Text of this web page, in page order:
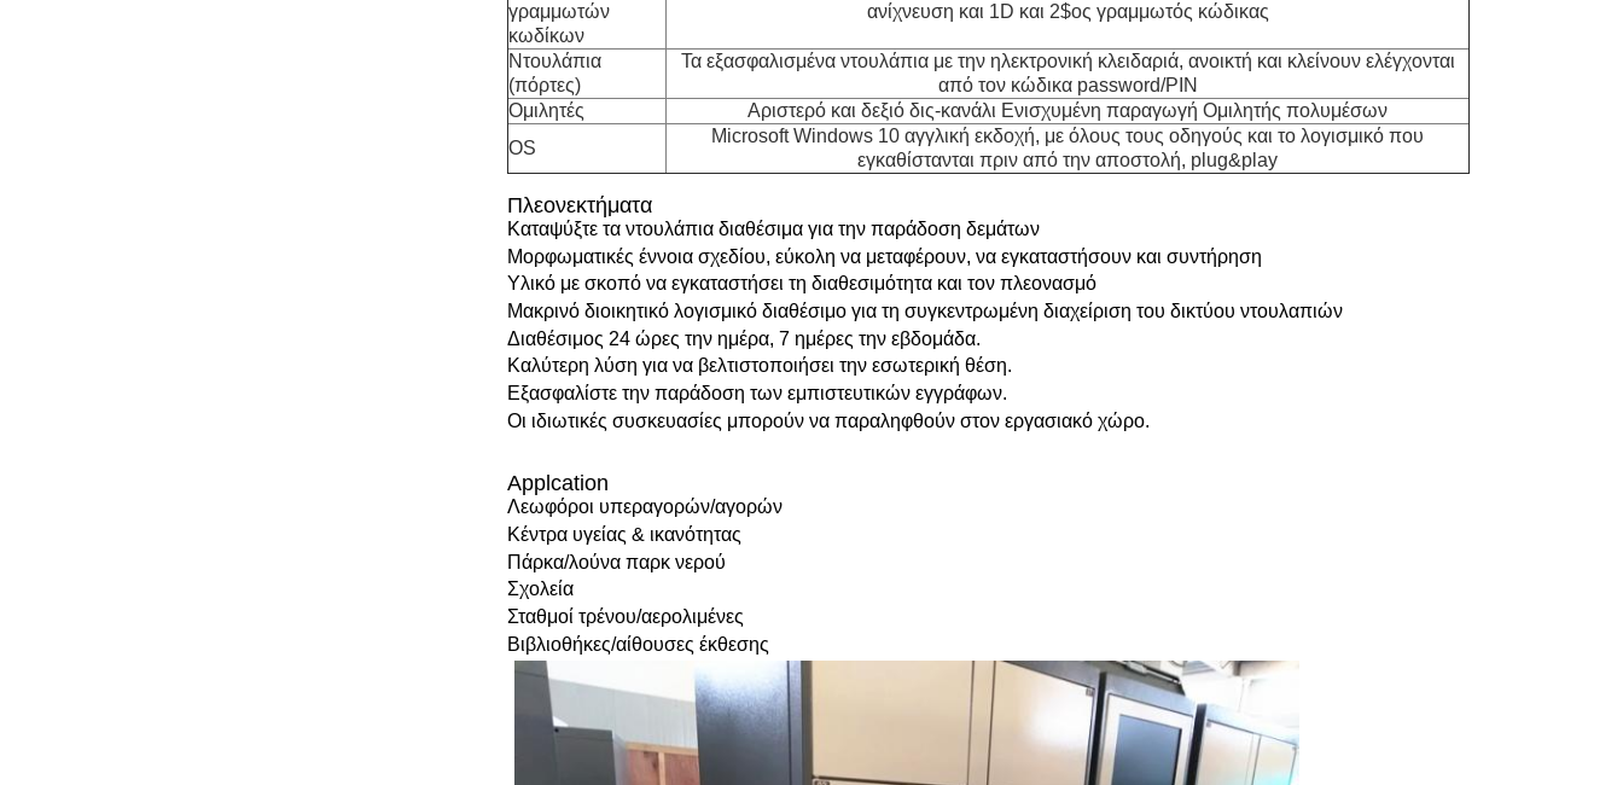
γραμμωτών
κωδίκων
ανίχνευση και 1D και 2$ος γραμμωτός κώδικας
Ντουλάπια
(πόρτες)
Τα εξασφαλισμένα ντουλάπια με την ηλεκτρονική κλειδαριά, ανοικτή και κλείνουν ελέγχονται
από τον κώδικα password/PIN
Ομιλητές
Αριστερό και δεξιό δις-κανάλι Ενισχυμένη παραγωγή Ομιλητής πολυμέσων
OS
Microsoft Windows 10 αγγλική εκδοχή, με όλους τους οδηγούς και το λογισμικό που
εγκαθίστανται πριν από την αποστολή, plug&play
Πλεονεκτήματα
Καταψύξτε τα ντουλάπια διαθέσιμα για την παράδοση δεμάτων
Μορφωματικές έννοια σχεδίου, εύκολη να μεταφέρουν, να εγκαταστήσουν και συντήρηση
Υλικό με σκοπό να εγκαταστήσει τη διαθεσιμότητα και τον πλεονασμό
Μακρινό διοικητικό λογισμικό διαθέσιμο για τη συγκεντρωμένη διαχείριση του δικτύου ντουλαπιών
Διαθέσιμος 24 ώρες την ημέρα, 7 ημέρες την εβδομάδα.
Καλύτερη λύση για να βελτιστοποιήσει την εσωτερική θέση.
Εξασφαλίστε την παράδοση των εμπιστευτικών εγγράφων.
Οι ιδιωτικές συσκευασίες μπορούν να παραληφθούν στον εργασιακό χώρο.
Applcation
Λεωφόροι υπεραγορών/αγορών
Κέντρα υγείας & ικανότητας
Πάρκα/λούνα παρκ νερού
Σχολεία
Σταθμοί τρένου/αερολιμένες
Βιβλιοθήκες/αίθουσες έκθεσης